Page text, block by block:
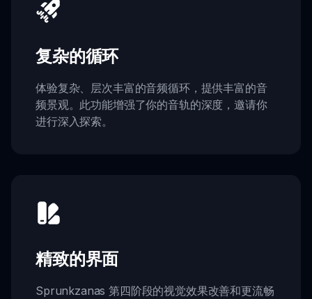
复杂的循环
体验复杂、层次丰富的音频循环，提供丰富的音
频景观。此功能增强了你的音轨的深度，邀请你
进行深入探索。
精致的界面
Sprunkzanas 第四阶段的视觉效果改善和更流畅